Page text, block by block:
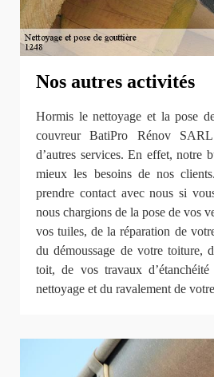
Nos autres activités
Hormis le nettoyage et la pose
couvreur BatiPro Rénov SARL
d’autres services. En effet, notre
mieux les besoins de nos
prendre contact avec nous si
nous chargions de la pose de vos
vos tuiles, de la réparation de
du démoussage de votre toiture,
toit, de vos travaux
nettoyage et du ravalement de